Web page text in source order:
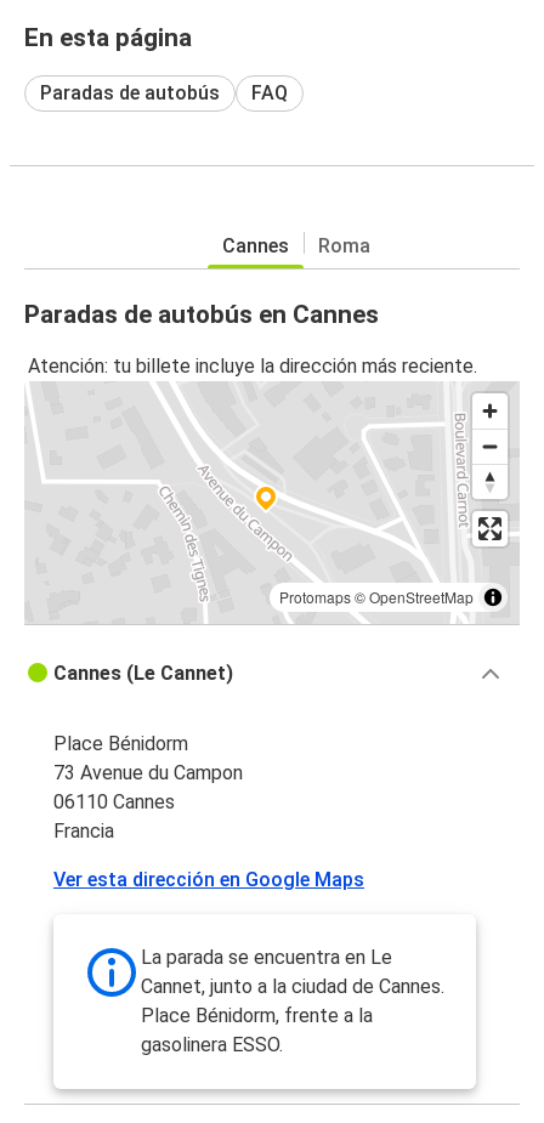
En esta página
Paradas de autobús FAQ
Cannes Roma
Paradas de autobús en Cannes
Atención: tu billete incluye la dirección más reciente.
Protomaps©OpenStreetMap
Cannes (Le Cannet)
Place Bénidorm
73 Avenue du Campon
06110 Cannes
Francia
Ver esta dirección en Google Maps
La parada se encuentra en Le
Cannet, junto a la ciudad de Cannes.
Place Bénidorm, frente a la
gasolinera ESSO.